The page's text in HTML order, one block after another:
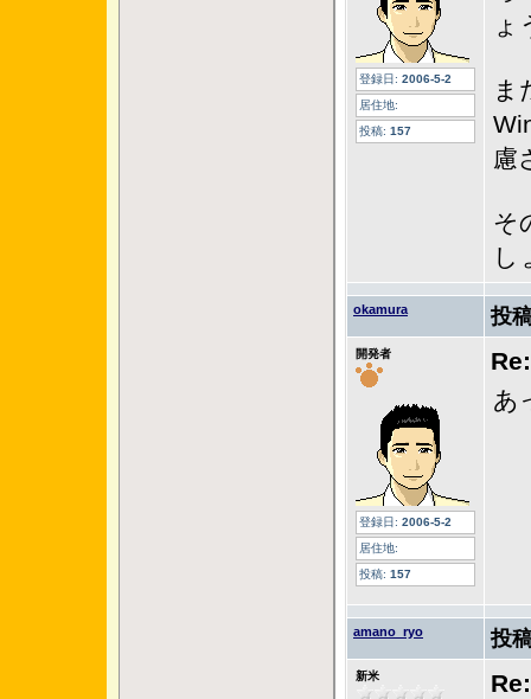
登録日: 2006-5-2
居住地:
投稿: 157
ょ
ま
慮
そ
し
okamura 投
開発者
登録日: 2006-5-2
居住地:
投稿: 157
あ
amano_ryo 投
新米